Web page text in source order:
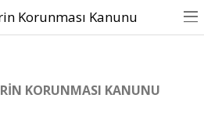
Korunması Kanunu
KORUNMASI KANUNU